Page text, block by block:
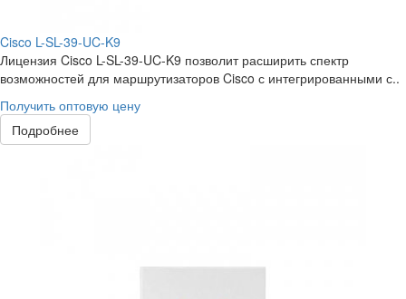
Cisco L-SL-39-UC-K9
Лицензия Cisco L-SL-39-UC-K9 позволит расширить спектр
возможностей для маршрутизаторов Cisco с интегрированными с..
Получить оптовую цену
Подробнее